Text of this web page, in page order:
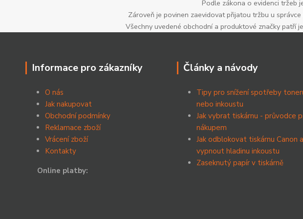
Podle zákona o evidenci tržeb
Zároveň je povinen zaevidovat přijatou tržbu u
Všechny uvedené obchodní a produktové značky patří
Informace pro zákazníky
O nás
Jak nakupovat
Obchodní podmínky
Reklamace zboží
Vrácení zboží
Kontakty
Online platby:
Články a návody
Tipy pro snížení spotřeby
nebo inkoustu
Jak vybrat tiskárnu - průvodce
nákupem
Jak odblokovat tiskárnu Canon a
vypnout hladinu inkoustu
Zaseknutý papír v tiskárně